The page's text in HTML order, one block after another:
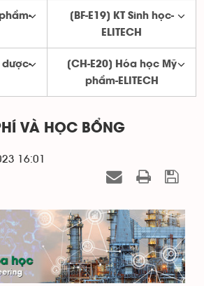
[BF-E19] KT Sinh học-
ELITECH
dược-
[CH-E20] Hóa học Mỹ
phẩm-ELITECH
VÀ HỌC BỔNG
16:01